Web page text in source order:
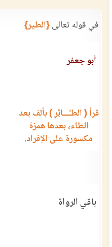
في قوله تعالى{الطير}
أبو جعفر
قرأ ( الطـَّـــائِرِ ) بألف بعد
الطاء، بعدها همزة
مكسورة على الإفراد.
باقي الرواة